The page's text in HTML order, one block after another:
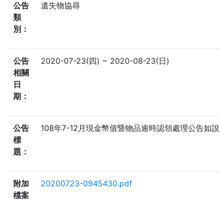
公告
類
別：
遺失物協尋
公告
相關
日
期：
2020-07-23(四) ~ 2020-08-23(日)
公告
標
題：
108年7-12月現金幣值暨物品逾時認領處理公告如
附加
檔案
20200723-0945430.pdf